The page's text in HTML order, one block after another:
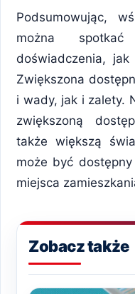
Podsumowując,
można
doświadczenia,
Zwiększona
i wady, jak i zalety.
zwiększoną
także większą
może być
miejsca
Zobacz także